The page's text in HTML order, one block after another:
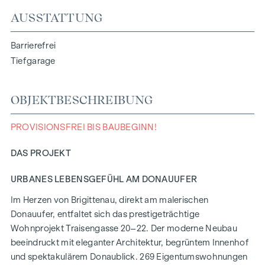
AUSSTATTUNG
Barrierefrei
Tiefgarage
OBJEKTBESCHREIBUNG
PROVISIONSFREI BIS BAUBEGINN!
DAS PROJEKT
URBANES LEBENSGEFÜHL AM DONAUUFER
Im Herzen von Brigittenau, direkt am malerischen
Donauufer, entfaltet sich das prestigeträchtige
Wohnprojekt Traisengasse 20–22. Der moderne Neubau
beeindruckt mit eleganter Architektur, begrüntem Innenhof
und spektakulärem Donaublick. 269 Eigentumswohnungen